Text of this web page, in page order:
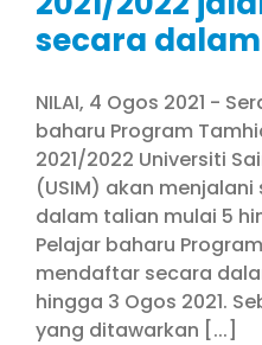
secara
NILAI, 4 Ogos 2021 -
baharu Program
2021/2022 Universiti
(USIM) akan
dalam talian mulai 5
Pelajar baharu
mendaftar secara
hingga 3 Ogos 2021.
yang ditawarkan [...]